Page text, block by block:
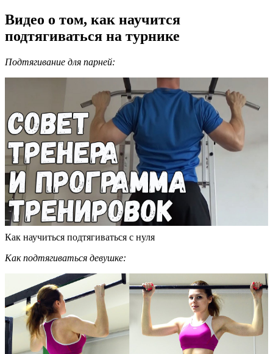
Видео о том, как научится
подтягиваться на турнике
Подтягивание для парней:
Как научиться подтягиваться с нуля
Как подтягиваться девушке: